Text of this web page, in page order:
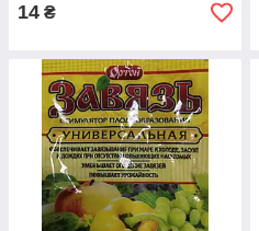
14 ₴